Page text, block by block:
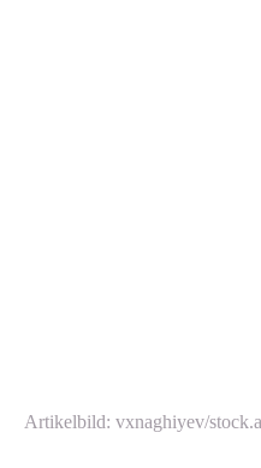
Artikelbild: vxnaghiyev/